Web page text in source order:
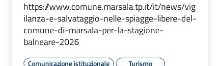
https://www.comune.marsala.tp.it/it/news/vig
ilanza-e-salvataggio-nelle-spiagge-libere-del-
comune-di-marsala-per-la-stagione-
balneare-2026
Comunicazione istituzionale Turismo